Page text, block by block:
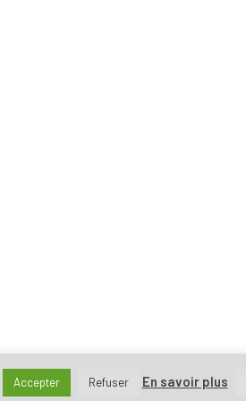
Accepter Refuser En savoir plus